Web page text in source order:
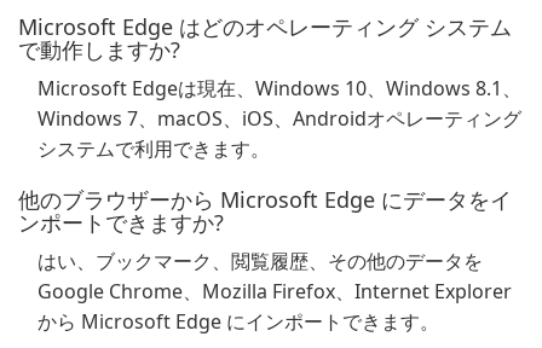
Microsoft Edge はどのオペレーティング システム
で動作しますか?
Microsoft Edgeは現在、Windows 10、Windows 8.1、
Windows 7、macOS、iOS、Androidオペレーティング
システムで利用できます。
他のブラウザーから Microsoft Edge にデータをイ
ンポートできますか?
はい、ブックマーク、閲覧履歴、その他のデータを
Google Chrome、Mozilla Firefox、Internet Explorer
から Microsoft Edge にインポートできます。